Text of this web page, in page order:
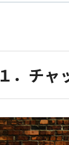
１．チャ